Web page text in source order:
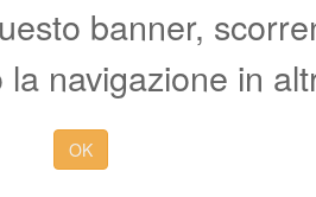
banner,
navigazione in
OK